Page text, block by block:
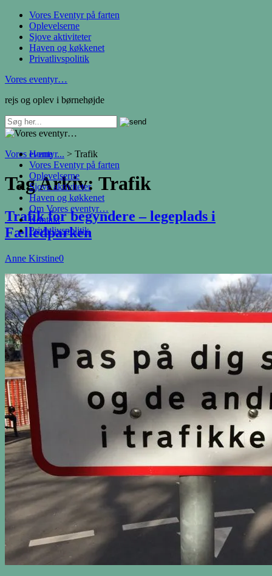
Vores Eventyr på farten
Oplevelserne
Sjove aktiviteter
Haven og køkkenet
Privatlivspolitik
Vores eventyr…
rejs og oplev i børnehøjde
Home
Vores Eventyr på farten
Oplevelserne
Sjove aktiviteter
Haven og køkkenet
Om Vores eventyr…
Kontakt
Privatlivspolitik
Vores eventyr... > Trafik
Tag Arkiv: Trafik
Trafik for begyndere – legeplads i
Fælledparken
Anne Kirstine0